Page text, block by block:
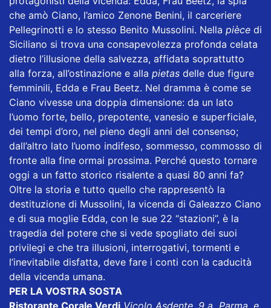
che amò Ciano, l’amico Zenone Benini, il carceriere
Pellegrinotti e lo stesso Benito Mussolini. Nella pièce di
Siciliano si trova una consapevolezza profonda celata
dietro l’illusione della salvezza, affidata soprattutto
alla forza, all’ostinazione e alla pietas delle due figure
femminili, Edda e Frau Beetz. Nel dramma è come se
Ciano vivesse una doppia dimensione: da un lato
l’uomo forte, bello, prepotente, vanesio e superficiale,
dei tempi d’oro, nel pieno degli anni del consenso;
dall’altro lato l’uomo indifeso, sommesso, commosso di
fronte alla fine ormai prossima. Perché questo tornare
oggi a un fatto storico risalente a quasi 80 anni fa?
Oltre la storia e tutto quello che rappresentò la
destituzione di Mussolini, la vicenda di Galeazzo Ciano
e di sua moglie Edda, con le sue 22 “stazioni”, è la
tragedia del potere che si vede spogliato dei suoi
privilegi e che tra illusioni, interrogativi, tormenti e
l’inevitabile disfatta, deve fare i conti con la caducità
della vicenda umana.
PER LA VOSTRA SOSTA